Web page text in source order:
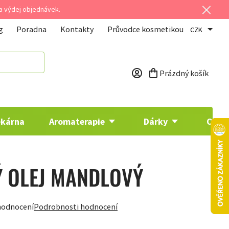
výdej objednávek.
Poradna Kontakty Průvodce kosmetikou CZK
Nákupní košík
Prázdný košík
Aromaterapie Dárky
MANDLOVÝ
Podrobnosti hodnocení